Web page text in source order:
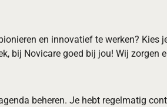
en innovatief te werken?
bij Novicare goed bij jou! Wij
beheren. Je hebt regelmatig